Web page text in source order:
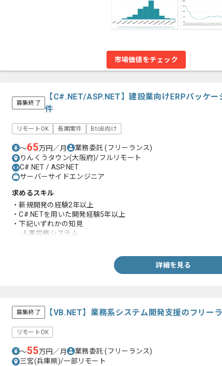
市場価値をチェック
募集終了
【C#.NET/ASP.NET】建設業向けERPパッケ
件
リモートOK 長期案件 BtoB向け
〜65万円／月 業務委託(フリーランス)
りんくうタウン(大阪府)/フルリモート
C#.NET / ASP.NET
サーバーサイドエンジニア
求めるスキル
・新規開発の経験2年以上
・C#.NETを用いた開発経験5年以上
・下記いずれかの知見
-人事労務システム
詳細を見る
募集終了 【VB.NET】業務系システム開発支援のフリー
リモートOK
〜55万円／月 業務委託(フリーランス)
三宮(兵庫県)/一部リモート